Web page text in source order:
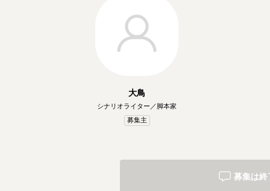
大鳥
シナリオライター／脚本家
募集主
募集は終